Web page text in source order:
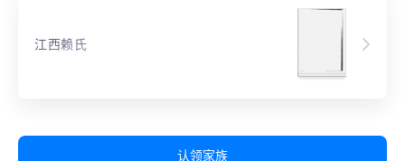
江西赖氏
认领家族